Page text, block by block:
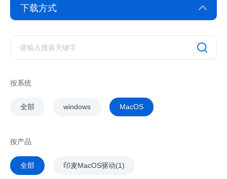
驱动下载
软件下载
按系统
全部 windows MacOS
按产品
全部 印麦MacOS驱动(1)